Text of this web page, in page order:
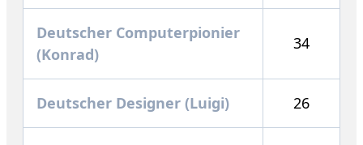
Deutscher Computerpionier
(Konrad)
34
Deutscher Designer (Luigi) 26